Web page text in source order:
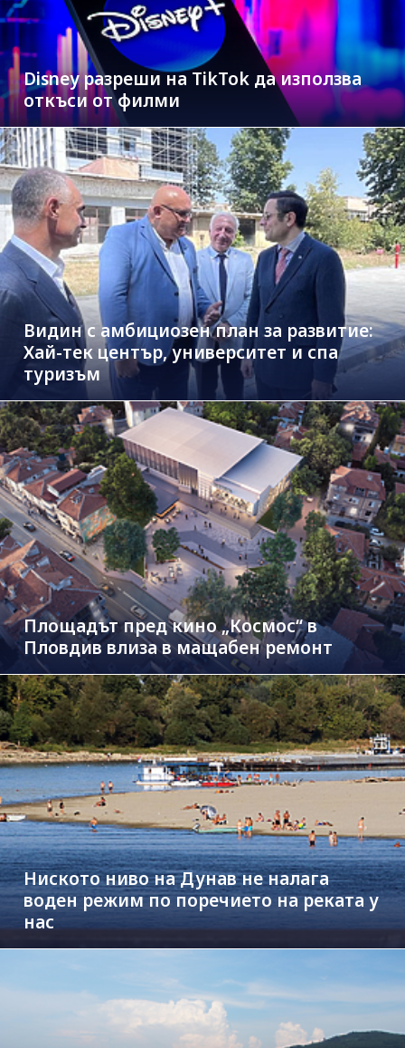
Disney разреши на TikTok да използва
откъси от филми
Видин с амбициозен план за развитие:
Хай-тек център, университет и спа
туризъм
Площадът пред кино „Космос“ в
Пловдив влиза в мащабен ремонт
Ниското ниво на Дунав не налага
воден режим по поречието на реката у
нас